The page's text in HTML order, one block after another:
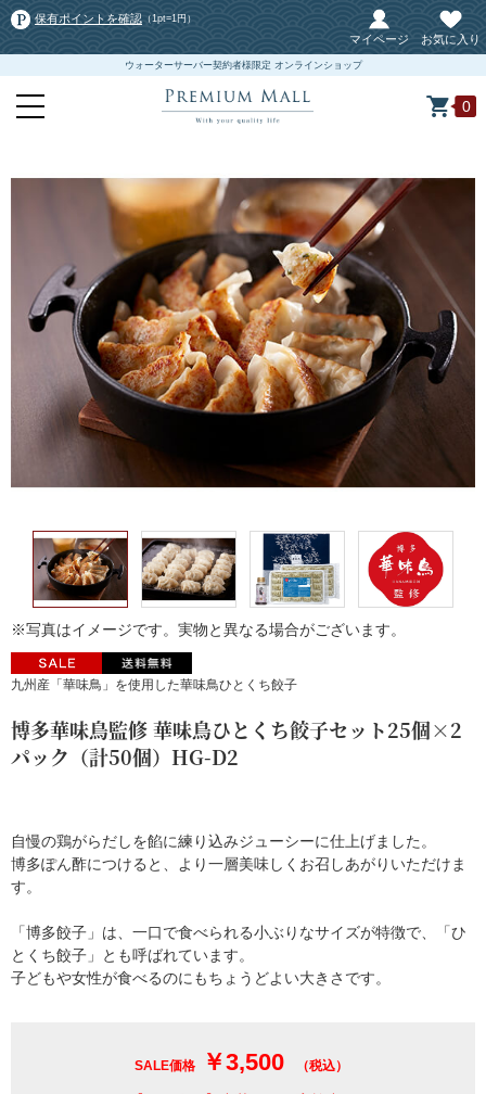
保有ポイントを確認 （1pt=1円）
マイページ お気に入り
ウォーターサーバー契約者様限定 オンラインショップ
0
※写真はイメージです。実物と異なる場合がございます。
九州産「華味鳥」を使用した華味鳥ひとくち餃子
博多華味鳥監修 華味鳥ひとくち餃子セット25個×2
パック（計50個）HG-D2
自慢の鶏がらだしを餡に練り込みジューシーに仕上げました。
博多ぽん酢につけると、より一層美味しくお召しあがりいただけま
す。
「博多餃子」は、一口で食べられる小ぶりなサイズが特徴で、「ひ
とくち餃子」とも呼ばれています。
子どもや女性が食べるのにもちょうどよい大きさです。
SALE価格 ￥3,500 （税込）